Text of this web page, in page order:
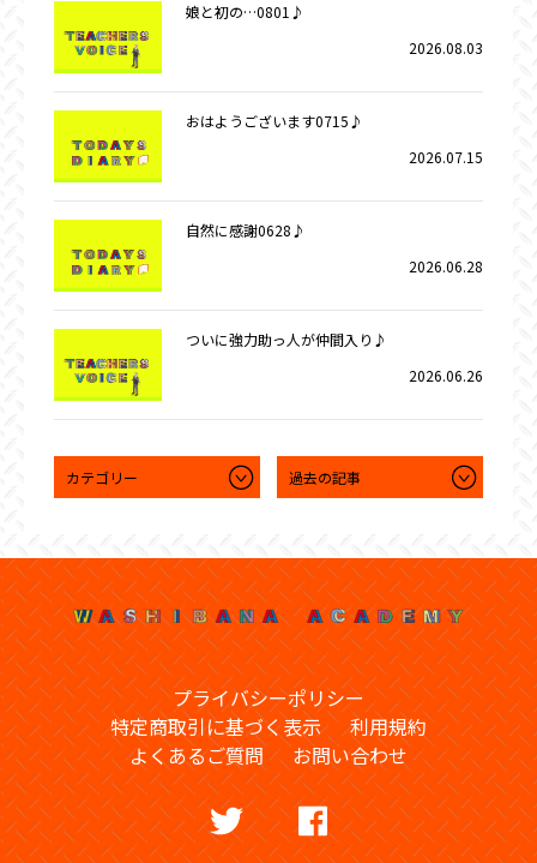
娘と初の…0801♪
2026.08.03
おはようございます0715♪
2026.07.15
自然に感謝0628♪
2026.06.28
ついに強力助っ人が仲間入り♪
2026.06.26
プライバシーポリシー
特定商取引に基づく表示
利用規約
よくあるご質問
お問い合わせ